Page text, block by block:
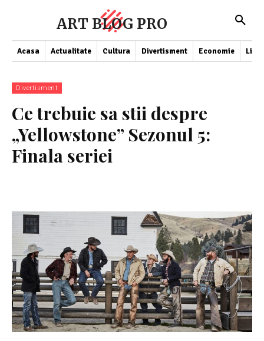
ART BLOG PRO
Acasa Actualitate Cultura Divertisment Economie
Divertisment
Ce trebuie sa stii despre
„Yellowstone” Sezonul 5:
Finala seriei